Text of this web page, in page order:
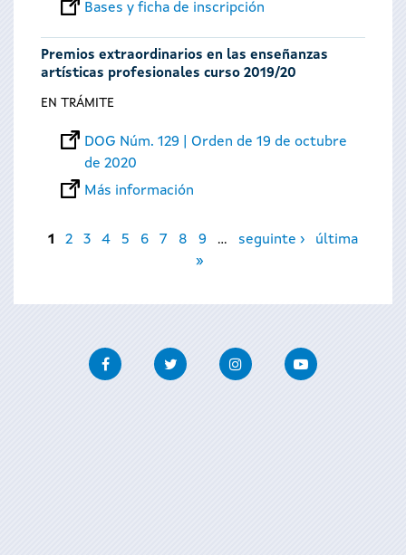
Bases y ficha de inscripción
Premios extraordinarios en las enseñanzas
artísticas profesionales curso 2019/20
EN TRÁMITE
DOG Núm. 129 | Orden de 19 de octubre
de 2020
Más información
Páginas
1 2 3 4 5 6 7 8 9 … seguinte ›
última
»
FacebookTwitter InstagramYoutube